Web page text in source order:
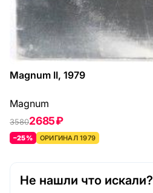
Magnum II, 1979
Magnum
35802685 ₽
–25% ОРИГИНАЛ 1979
Не нашли что искали?